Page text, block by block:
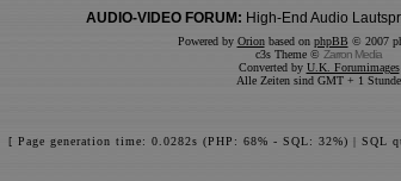
AUDIO-VIDEO FORUM: High-End Audio
Powered by Orionbased on phpBB © 2007
c3s Theme © Zarron Media
Converted by U.K. Forumimages
Alle Zeiten sind GMT + 1 Stunde
[ Page generation time: 0.0282s (PHP: 68% - SQL: 32%) | SQL